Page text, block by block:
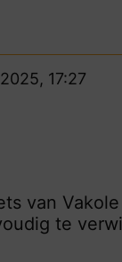
17:27
van
te